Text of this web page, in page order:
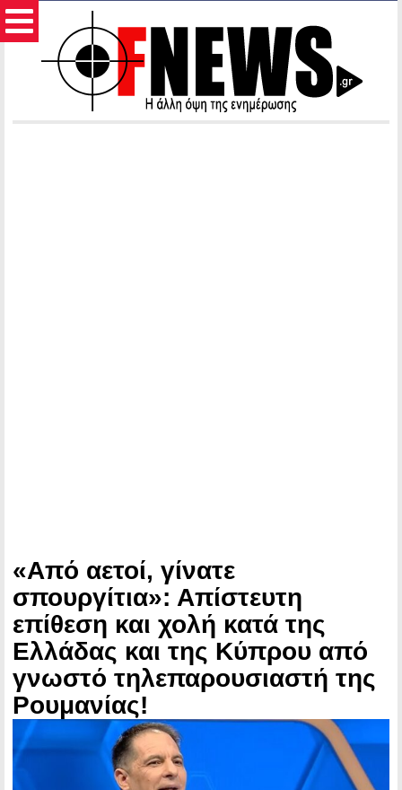
«Από αετοί, γίνατε
σπουργίτια»: Απίστευτη
επίθεση και χολή κατά της
Ελλάδας και της Κύπρου από
γνωστό τηλεπαρουσιαστή της
Ρουμανίας!